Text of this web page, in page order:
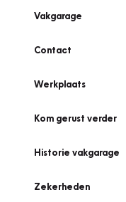
Vakgarage
Contact
Werkplaats
Kom gerust verder
Historie vakgarage
Zekerheden